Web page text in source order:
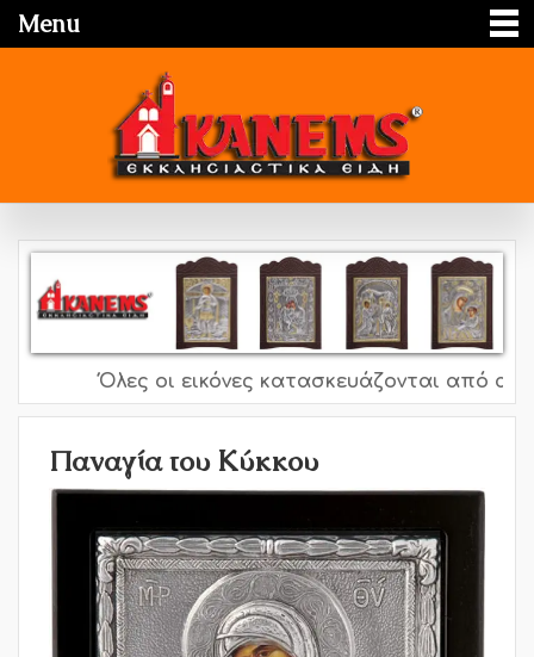
Menu
Όλες οι εικόνες κατασκευάζονται από
Παναγία του Κύκκου